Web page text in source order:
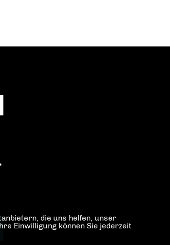
die uns helfen, unser
Einwilligung können Sie jederzeit